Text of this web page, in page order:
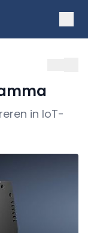
in IoT-